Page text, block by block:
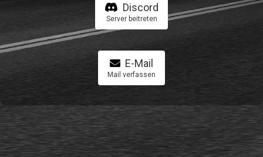
Discord
Server beitreten
E-Mail
Mail verfassen